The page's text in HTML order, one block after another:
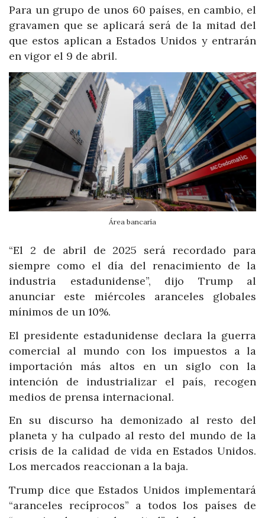
Para un grupo de unos 60 países, en cambio, el
gravamen que se aplicará será de la mitad del
que estos aplican a Estados Unidos y entrarán
en vigor el 9 de abril.
Área bancaría
“El 2 de abril de 2025 será recordado para
siempre como el día del renacimiento de la
industria estadunidense”, dijo Trump al
anunciar este miércoles aranceles globales
mínimos de un 10%.
El presidente estadunidense declara la guerra
comercial al mundo con los impuestos a la
importación más altos en un siglo con la
intención de industrializar el país, recogen
medios de prensa internacional.
En su discurso ha demonizado al resto del
planeta y ha culpado al resto del mundo de la
crisis de la calidad de vida en Estados Unidos.
Los mercados reaccionan a la baja.
Trump dice que Estados Unidos implementará
“aranceles recíprocos” a todos los países de